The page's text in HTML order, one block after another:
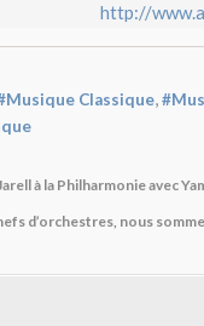
http://
Classique,
à la Philharmonie avec
d’orchestres, nous